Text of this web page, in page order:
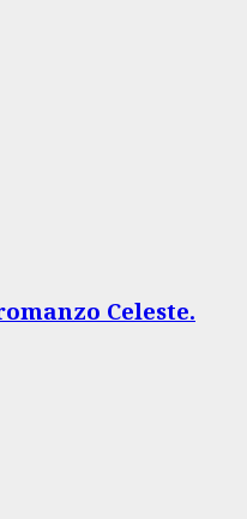
Celeste.